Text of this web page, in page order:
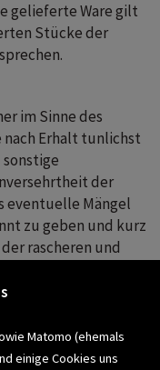
gelieferte Ware gilt
Stücke der
im Sinne des
nach Erhalt tunlichst
der
eventuelle Mängel
zu geben und kurz
rascheren und
zu keiner
Matomo (ehemals
einige Cookies uns